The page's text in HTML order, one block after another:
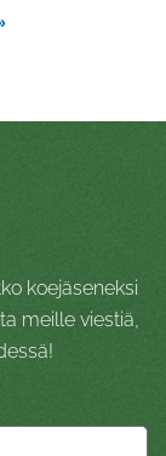
koejäseneksi
meille viestiä,